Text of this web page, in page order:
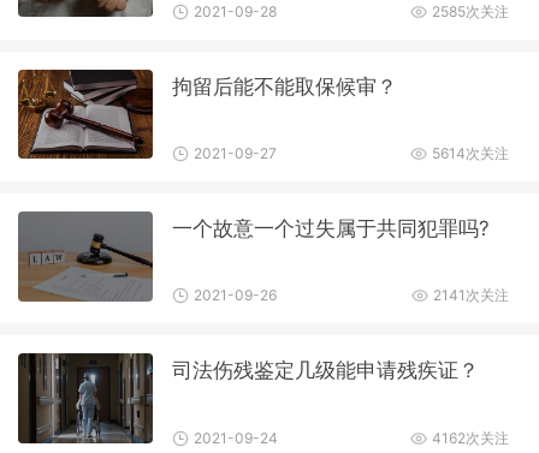
2021-09-28 2585次关注
拘留后能不能取保候审？
2021-09-27 5614次关注
一个故意一个过失属于共同犯罪吗?
2021-09-26 2141次关注
司法伤残鉴定几级能申请残疾证？
2021-09-24 4162次关注